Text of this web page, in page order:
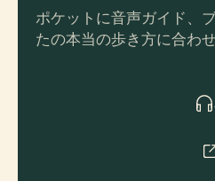
ポケットに音声ガイド、
たの本当の歩き方に合わ